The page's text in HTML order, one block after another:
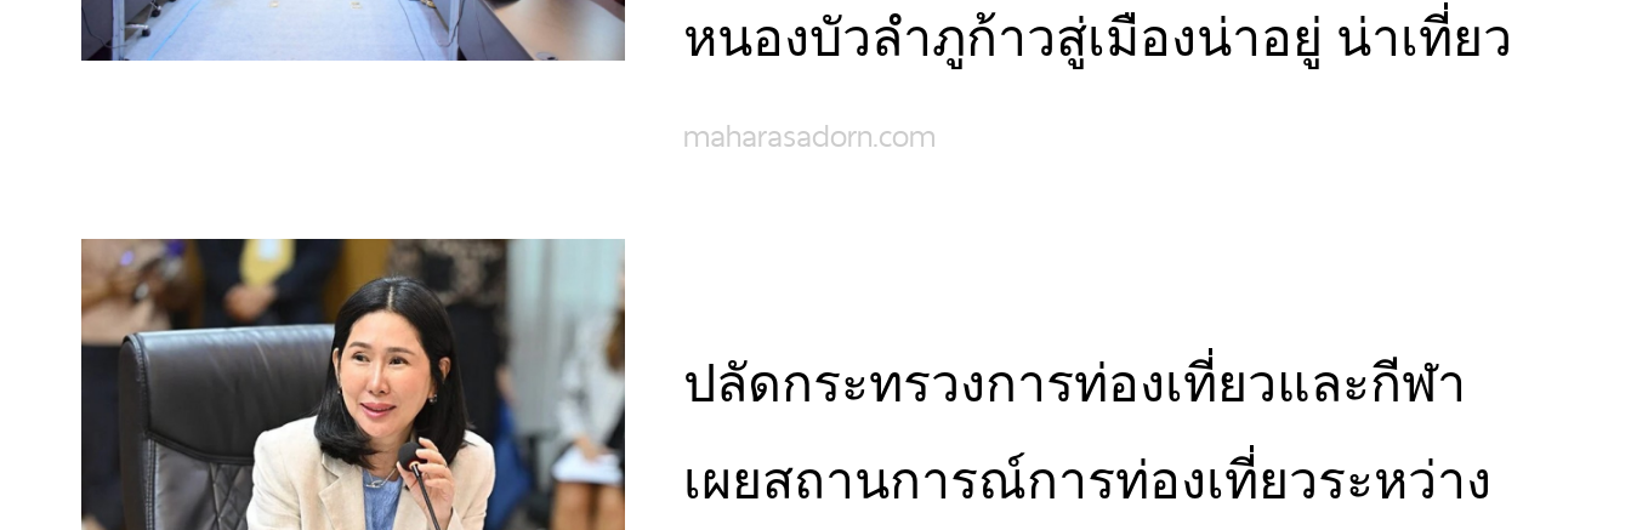
หนองบัวลำภูก้าวสู่เมืองน่าอยู่ น่าเที่ยว
maharasadorn.com
ปลัดกระทรวงการท่องเที่ยวและกีฬา
เผยสถานการณ์การท่องเที่ยวระหว่าง